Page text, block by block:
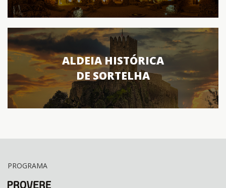
ALDEIA HISTÓRICA
DE SORTELHA
PROGRAMA